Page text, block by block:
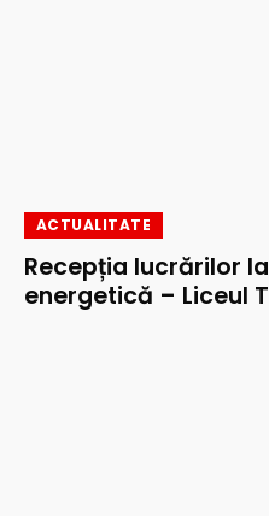
ACTUALITATE
Recepția lucrărilor
energetică – Liceul